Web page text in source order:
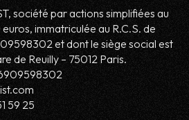
société par actions simplifiées au
immatriculée au R.C.S. de
et dont le siège social est
de Reuilly – 75012 Paris.
59 25